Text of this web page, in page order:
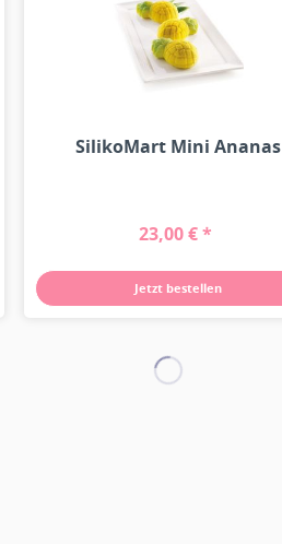
SilikoMart Mini Ananas
23,00 € *
Jetzt bestellen